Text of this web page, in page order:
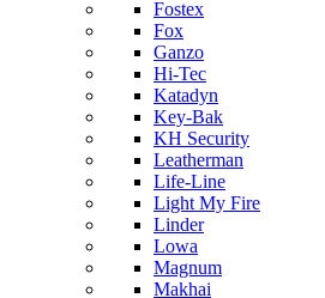
Fostex
Fox
Ganzo
Hi-Tec
Katadyn
Key-Bak
KH Security
Leatherman
Life-Line
Light My Fire
Linder
Lowa
Magnum
Makhai